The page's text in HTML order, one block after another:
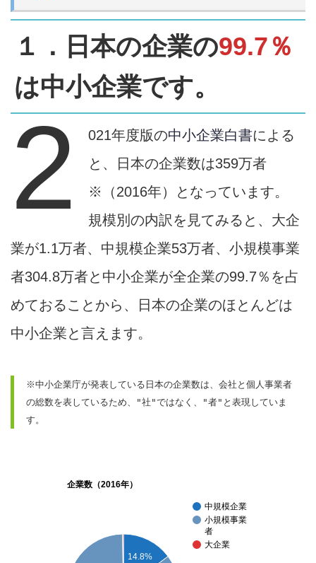
１．日本の企業の99.7％
は中小企業です。
2 021年度版の中小企業白書による
と、日本の企業数は359万者
※（2016年）となっています。
規模別の内訳を見てみると、大企
業が1.1万者、中規模企業53万者、小規模事業
者304.8万者と中小企業が全企業の99.7％を占
めておることから、日本の企業のほとんどは
中小企業と言えます。
※中小企業庁が発表している日本の企業数は、会社と個人事業者
の総数を表しているため、"社"ではなく、"者"と表現していま
す。
企業数（2016年）
中規模企業
小規模事業
者
大企業
14.8%